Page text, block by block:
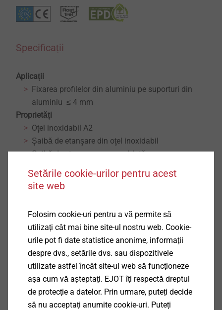
Specificații
Aplicații
Fixarea profilelor din aluminiu pe suporturi din
aluminiu ≤ 4 mm
Proprietăți
Oţel inoxidabil A2
Şaibă de etanşare din oţel inoxidabil
Şaibă de etanşare preasamblată
Diametru: 5,5 mm
Capacitatea de găurire t
Turația de înșurubare: max.1500 rpm
Descărcări
Romanian
English
Setările cookie-urilor pentru acest
site web
Folosim cookie-uri pentru a vă permite să
utilizați cât mai bine site-ul nostru web. Cookie-
urile pot fi date statistice anonime, informații
despre dvs., setările dvs. sau dispozitivele
utilizate astfel încât site-ul web să funcționeze
așa cum vă așteptați. EJOT îți respectă dreptul
de protecție a datelor. Prin urmare, puteți decide
să nu acceptați anumite cookie-uri. Puteți